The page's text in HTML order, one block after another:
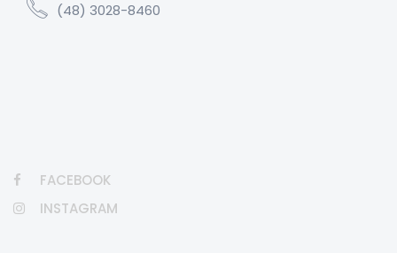
(48) 3028-8460
FACEBOOK
INSTAGRAM